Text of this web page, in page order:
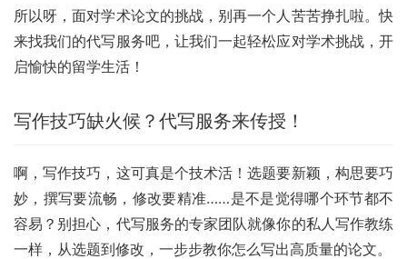
所以呀，面对学术论文的挑战，别再一个人苦苦挣扎啦。快
来找我们的代写服务吧，让我们一起轻松应对学术挑战，开
启愉快的留学生活！
写作技巧缺火候？代写服务来传授！
啊，写作技巧，这可真是个技术活！选题要新颖，构思要巧
妙，撰写要流畅，修改要精准……是不是觉得哪个环节都不
容易？别担心，代写服务的专家团队就像你的私人写作教练
一样，从选题到修改，一步步教你怎么写出高质量的论文。